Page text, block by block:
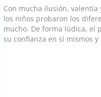
Con mucha ilusión,
los niños probaron los
mucho. De forma lúdica, el
su confianza en sí mismos